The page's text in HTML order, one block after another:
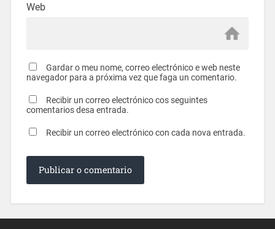
Web
Gardar o meu nome, correo electrónico e web neste
navegador para a próxima vez que faga un comentario.
Recibir un correo electrónico cos seguintes
comentarios desa entrada.
Recibir un correo electrónico con cada nova entrada.